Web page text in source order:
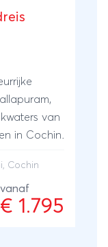
van
in Cochin.
Cochin
vanaf
€ 1.795